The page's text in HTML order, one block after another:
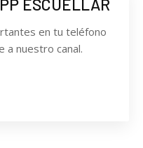
en tu teléfono
a nuestro canal.